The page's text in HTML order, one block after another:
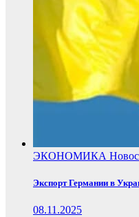
ЭКОНОМИКА
Экспорт Германии в
08.11.2025